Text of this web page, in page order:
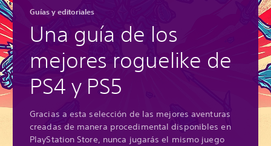
Guías y editoriales
Una guía de los
mejores roguelike de
PS4 y PS5
Gracias a esta selección de las mejores aventuras
creadas de manera procedimental disponibles en
PlayStation Store, nunca jugarás el mismo juego